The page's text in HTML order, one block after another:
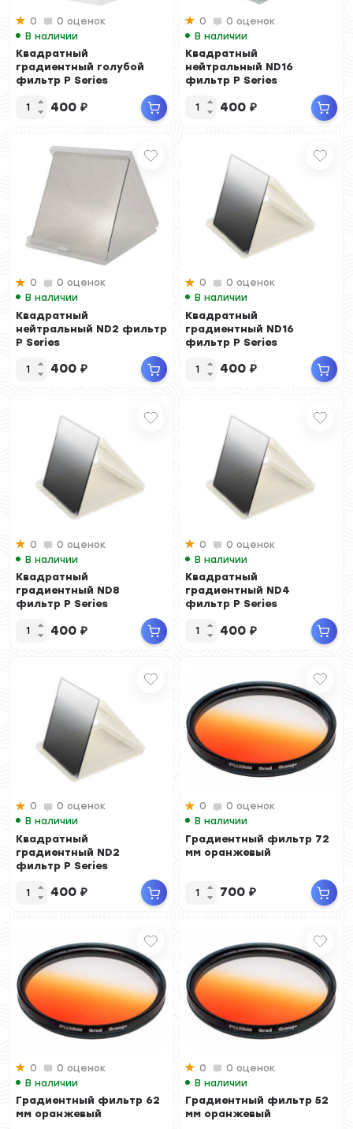
0
0 оценок
В наличии
Квадратный
градиентный голубой
фильтр P Series
400 ₽
0
0 оценок
В наличии
Квадратный
нейтральный ND16
фильтр P Series
400 ₽
0
0 оценок
В наличии
Квадратный
нейтральный ND2 фильтр
P Series
400 ₽
0
0 оценок
В наличии
Квадратный
градиентный ND16
фильтр P Series
400 ₽
0
0 оценок
В наличии
Квадратный
градиентный ND8
фильтр P Series
400 ₽
0
0 оценок
В наличии
Квадратный
градиентный ND4
фильтр P Series
400 ₽
0
0 оценок
В наличии
Квадратный
градиентный ND2
фильтр P Series
400 ₽
0
0 оценок
В наличии
Градиентный фильтр 72
мм оранжевый
700 ₽
0
0 оценок
В наличии
Градиентный фильтр 62
мм оранжевый
0
0 оценок
В наличии
Градиентный фильтр 52
мм оранжевый